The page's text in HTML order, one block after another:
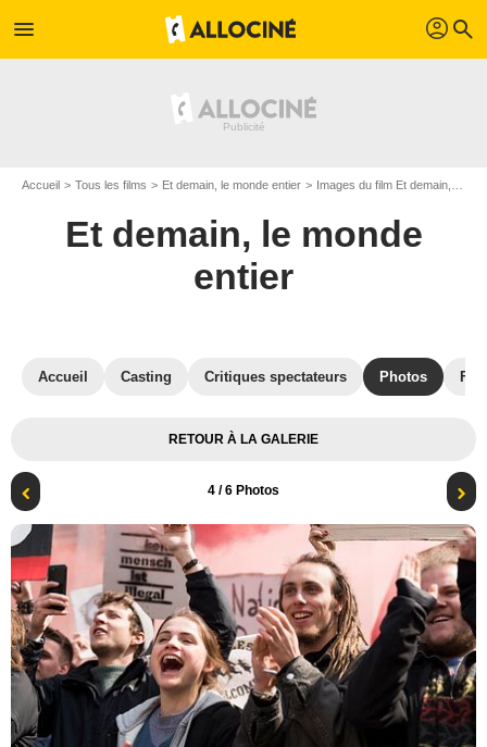
menu profil search
Accueil Tous les films Et demain, le monde entier Images du film Et demain, le monde entier
Et demain, le monde
entier
Accueil Casting Critiques spectateurs Photos
RETOUR À LA GALERIE
4 / 6 Photos